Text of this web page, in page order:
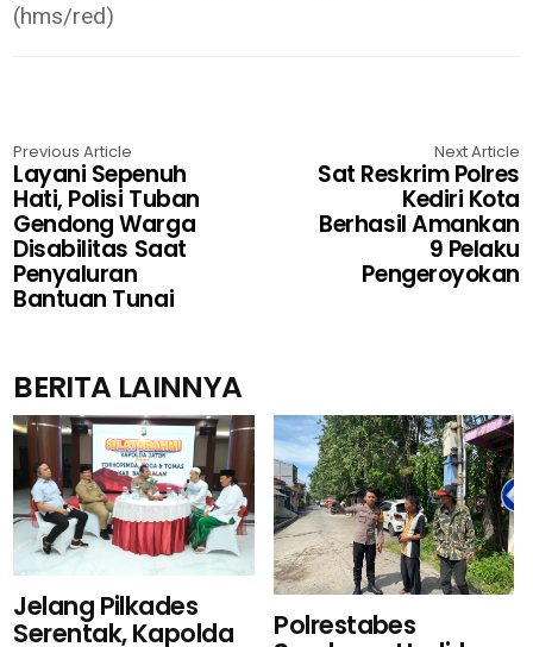
(hms/red)
Previous Article
Layani Sepenuh
Hati, Polisi Tuban
Gendong Warga
Disabilitas Saat
Penyaluran
Bantuan Tunai
Next Article
Sat Reskrim Polres
Kediri Kota
Berhasil Amankan
9 Pelaku
Pengeroyokan
BERITA LAINNYA
Jelang Pilkades
Serentak, Kapolda Polrestabes